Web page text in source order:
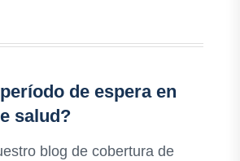
de espera en
salud?
blog de cobertura de